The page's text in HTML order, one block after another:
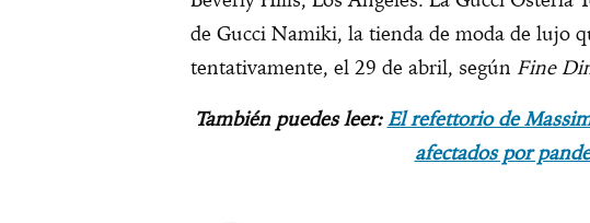
de Gucci Namiki, la tienda de moda de lujo
tentativamente, el 29 de abril, según Fine
También puedes leer:El refettorio de
afectados por